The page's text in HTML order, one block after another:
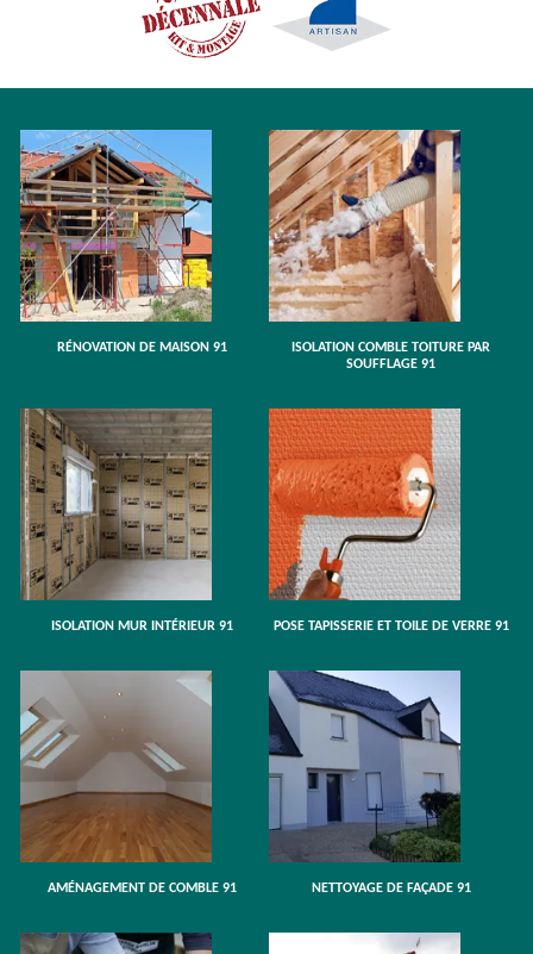
RÉNOVATION DE MAISON 91
ISOLATION COMBLE TOITURE PAR
SOUFFLAGE 91
ISOLATION MUR INTÉRIEUR 91 POSE TAPISSERIE ET TOILE DE VERRE 91
AMÉNAGEMENT DE COMBLE 91 NETTOYAGE DE FAÇADE 91